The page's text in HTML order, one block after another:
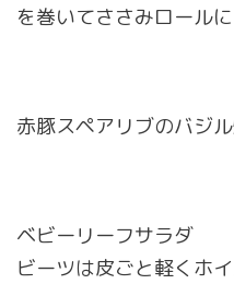
を巻いてささみロールに
赤豚スペアリブのバジ
ベビーリーフサラダ
ビーツは皮ごと軽くホ